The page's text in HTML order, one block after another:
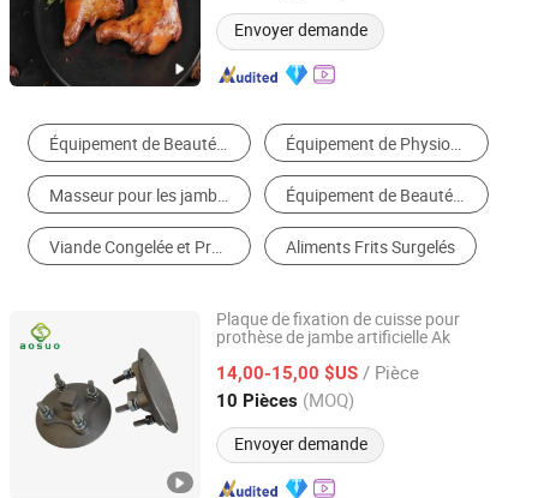
Envoyer demande
Équipement de Beauté de Corps Équipement de Physiothérapie
Masseur pour les jambes Équipement de Beauté de Peau
Viande Congelée et Préparation Aliments Frits Surgelés
Plaque de fixation de cuisse pour
prothèse de jambe artificielle Ak
14,00-15,00 $US / Pièce
10 Pièces (MOQ)
Envoyer demande
Shijiazhuang New Aosuo Medical Equipment Co., Ltd.
Hebei, China Depuis 2022